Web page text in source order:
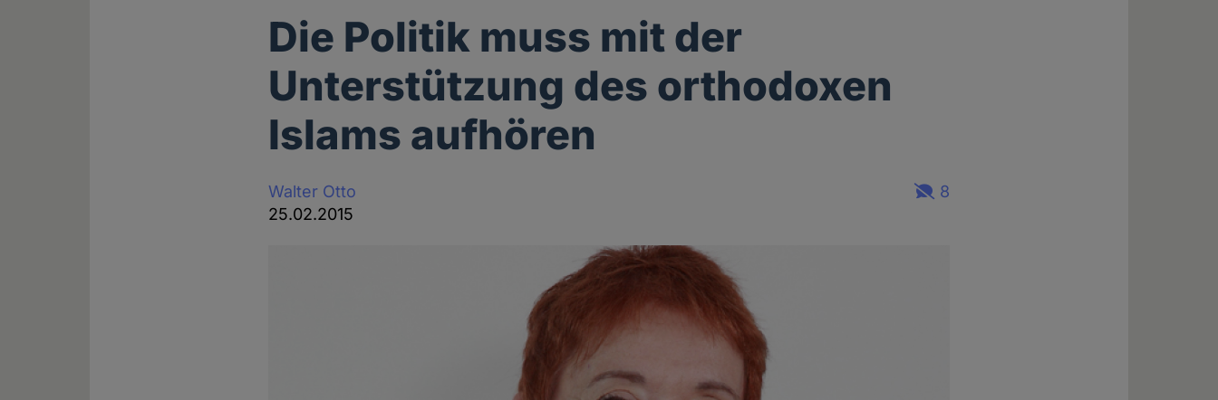
Die Politik muss mit der
Unterstützung des orthodoxen
Islams aufhören
Walter Otto
25.02.2015
8